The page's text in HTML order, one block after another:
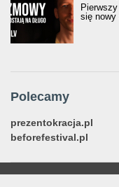
się nowy
Polecamy
prezentokracja.pl
beforefestival.pl